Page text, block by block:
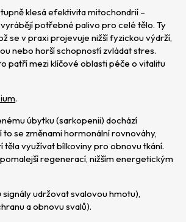
klesá efektivita mitochondrií –
potřebné palivo pro celé tělo. Ty
se v praxi projevuje nižší fyzickou výdrží,
nebo horší schopností zvládat stres.
patří mezi klíčové oblasti péče o vitalitu
.
úbytku (sarkopenii) dochází
se změnami hormonální rovnováhy,
těla využívat bílkoviny pro obnovu tkání.
regenerací, nižším energetickým
udržovat svalovou hmotu),
a obnovu svalů).